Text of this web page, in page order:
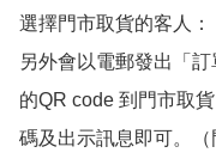
選擇門市取貨的客人：
另外會以電郵發出「
的QR code 到門市取
碼及出示訊息即可。（